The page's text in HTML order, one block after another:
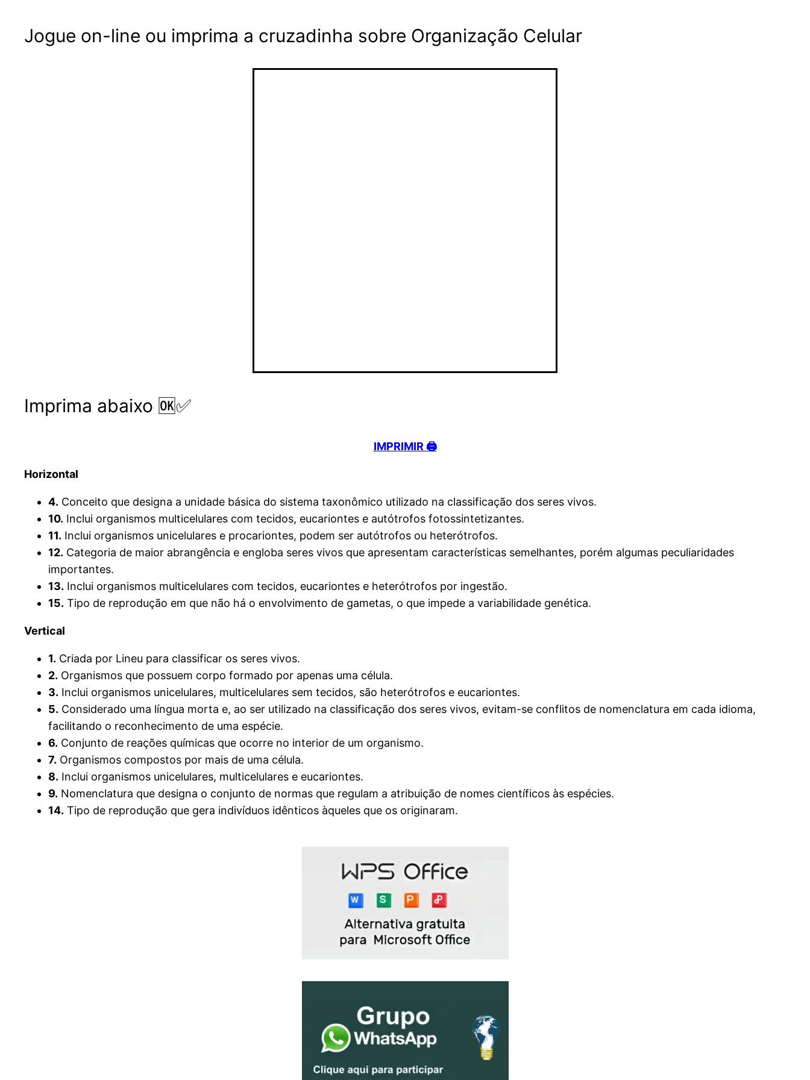
Jogue on-line ou imprima a cruzadinha sobre Organização Celular
Imprima abaixo 🆗✅
IMPRIMIR 🖨️
Horizontal
4. Conceito que designa a unidade básica do sistema taxonômico utilizado na classificação dos seres vivos.
10. Inclui organismos multicelulares com tecidos, eucariontes e autótrofos fotossintetizantes.
11. Inclui organismos unicelulares e procariontes, podem ser autótrofos ou heterótrofos.
12. Categoria de maior abrangência e engloba seres vivos que apresentam características semelhantes, porém algumas peculiaridades
importantes.
13. Inclui organismos multicelulares com tecidos, eucariontes e heterótrofos por ingestão.
15. Tipo de reprodução em que não há o envolvimento de gametas, o que impede a variabilidade genética.
Vertical
1. Criada por Lineu para classificar os seres vivos.
2. Organismos que possuem corpo formado por apenas uma célula.
3. Inclui organismos unicelulares, multicelulares sem tecidos, são heterótrofos e eucariontes.
5. Considerado uma língua morta e, ao ser utilizado na classificação dos seres vivos, evitam-se conflitos de nomenclatura em cada idioma,
facilitando o reconhecimento de uma espécie.
6. Conjunto de reações químicas que ocorre no interior de um organismo.
7. Organismos compostos por mais de uma célula.
8. Inclui organismos unicelulares, multicelulares e eucariontes.
9. Nomenclatura que designa o conjunto de normas que regulam a atribuição de nomes científicos às espécies.
14. Tipo de reprodução que gera indivíduos idênticos àqueles que os originaram.